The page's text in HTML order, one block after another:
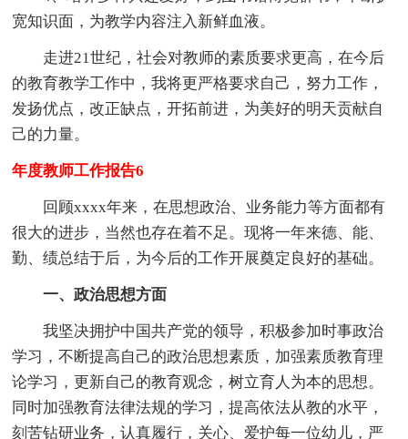
宽知识面，为教学内容注入新鲜血液。
走进21世纪，社会对教师的素质要求更高，在今后
的教育教学工作中，我将更严格要求自己，努力工作，
发扬优点，改正缺点，开拓前进，为美好的明天贡献自
己的力量。
年度教师工作报告6
回顾xxxx年来，在思想政治、业务能力等方面都有
很大的进步，当然也存在着不足。现将一年来德、能、
勤、绩总结于后，为今后的工作开展奠定良好的基础。
一、政治思想方面
我坚决拥护中国共产党的领导，积极参加时事政治
学习，不断提高自己的政治思想素质，加强素质教育理
论学习，更新自己的教育观念，树立育人为本的思想。
同时加强教育法律法规的学习，提高依法从教的水平，
刻苦钻研业务，认真履行，关心、爱护每一位幼儿，严